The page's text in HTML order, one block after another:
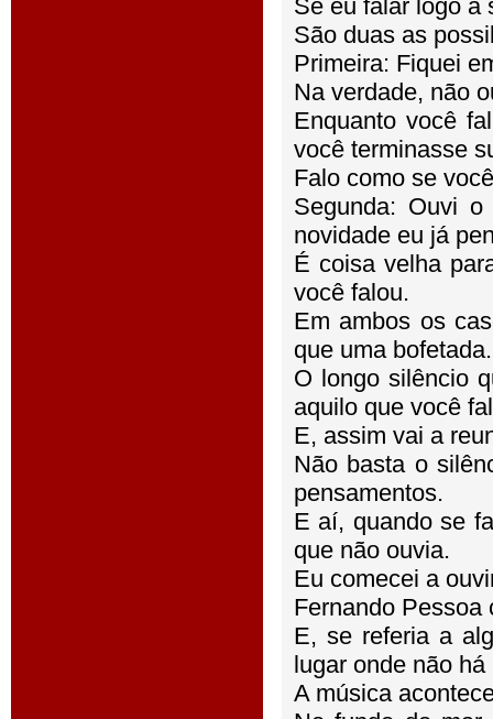
Se eu falar logo a
São duas as
Primeira: Fiquei
Na verdade, não
Enquanto você
você terminasse
Falo como se
Segunda: Ouvi
novidade eu já
É coisa velha
você falou.
Em ambos os
que uma bofetada.
O longo silêncio
aquilo que você
E, assim vai a
Não basta o
pensamentos.
E aí, quando se
que não ouvia.
Eu comecei a
Fernando Pessoa
E, se referia a
lugar onde não há
A música